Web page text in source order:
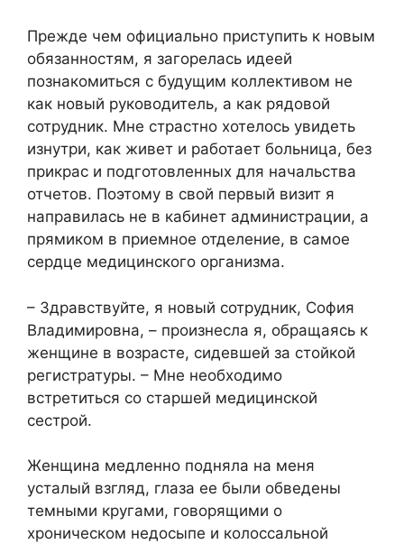
Прежде чем официально приступить к новым
обязанностям, я загорелась идеей
познакомиться с будущим коллективом не
как новый руководитель, а как рядовой
сотрудник. Мне страстно хотелось увидеть
изнутри, как живет и работает больница, без
прикрас и подготовленных для начальства
отчетов. Поэтому в свой первый визит я
направилась не в кабинет администрации, а
прямиком в приемное отделение, в самое
сердце медицинского организма.
– Здравствуйте, я новый сотрудник, София
Владимировна, – произнесла я, обращаясь к
женщине в возрасте, сидевшей за стойкой
регистратуры. – Мне необходимо
встретиться со старшей медицинской
сестрой.
Женщина медленно подняла на меня
усталый взгляд, глаза ее были обведены
темными кругами, говорящими о
хроническом недосыпе и колоссальной